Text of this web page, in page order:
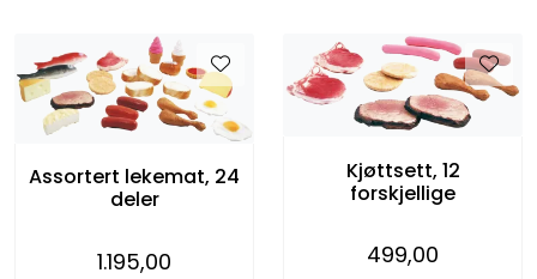
Assortert lekemat, 24
deler
1.195,00
Kjøttsett, 12
forskjellige
499,00